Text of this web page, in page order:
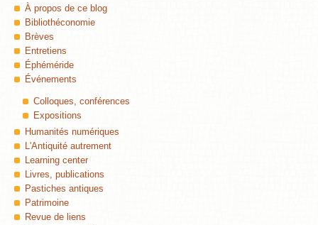
À propos de ce blog
Bibliothéconomie
Brèves
Entretiens
Éphéméride
Événements
Colloques, conférences
Expositions
Humanités numériques
L'Antiquité autrement
Learning center
Livres, publications
Pastiches antiques
Patrimoine
Revue de liens